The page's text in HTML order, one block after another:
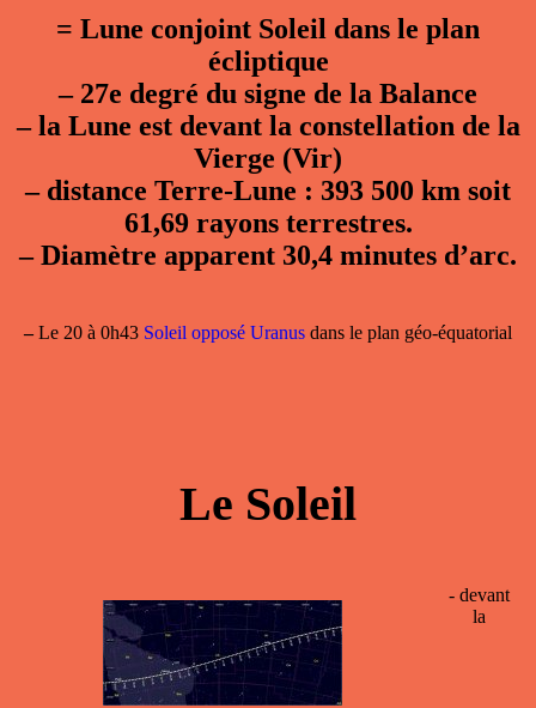
= Lune conjoint Soleil dans le plan
écliptique
–27e degré du signe de la Balance
–la Lune est devant la constellation de la
Vierge (Vir)
–distance Terre-Lune : 393 500 km soit
61,69 rayons terrestres.
–Diamètre apparent 30,4 minutes d’arc.
–Le 20 à 0h43 Soleil opposé Uranus dans le plan géo-équatorial
Le Soleil
- devant
la